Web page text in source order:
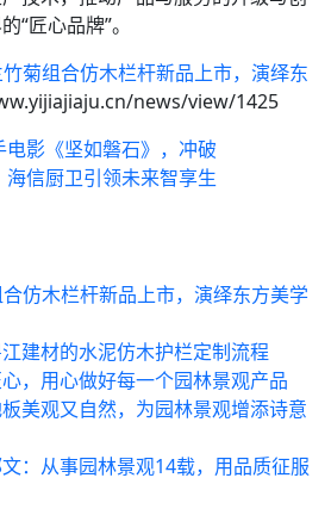
“匠心品牌”。
菊组合仿木栏杆新品上市，演绎东
news/view/1425
电影《坚如磐石》，冲破
海信厨卫引领未来智享生
仿木栏杆新品上市，演绎东方美学
建材的水泥仿木护栏定制流程
，用心做好每一个园林景观产品
美观又自然，为园林景观增添诗意
：从事园林景观14载，用品质征服